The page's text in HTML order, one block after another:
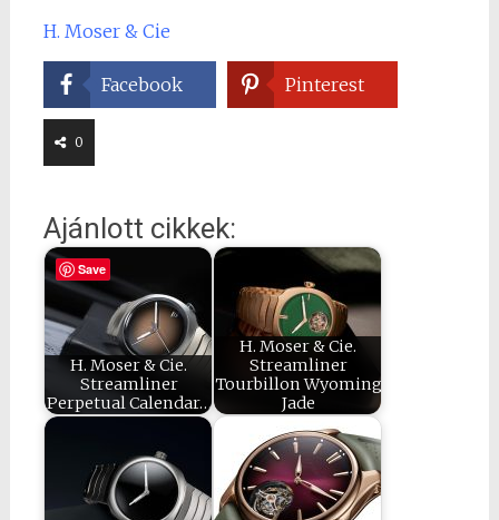
H. Moser & Cie
Facebook Pinterest
0
Ajánlott cikkek:
H. Moser & Cie.
Streamliner
Perpetual Calendar…
H. Moser & Cie.
Streamliner
Tourbillon Wyoming
Jade
Save